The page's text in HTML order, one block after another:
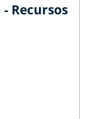
- Recursos